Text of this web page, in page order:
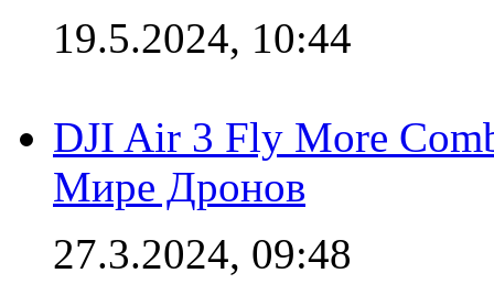
19.5.2024, 10:44
DJI Air 3 Fly More
Мире Дронов
27.3.2024, 09:48